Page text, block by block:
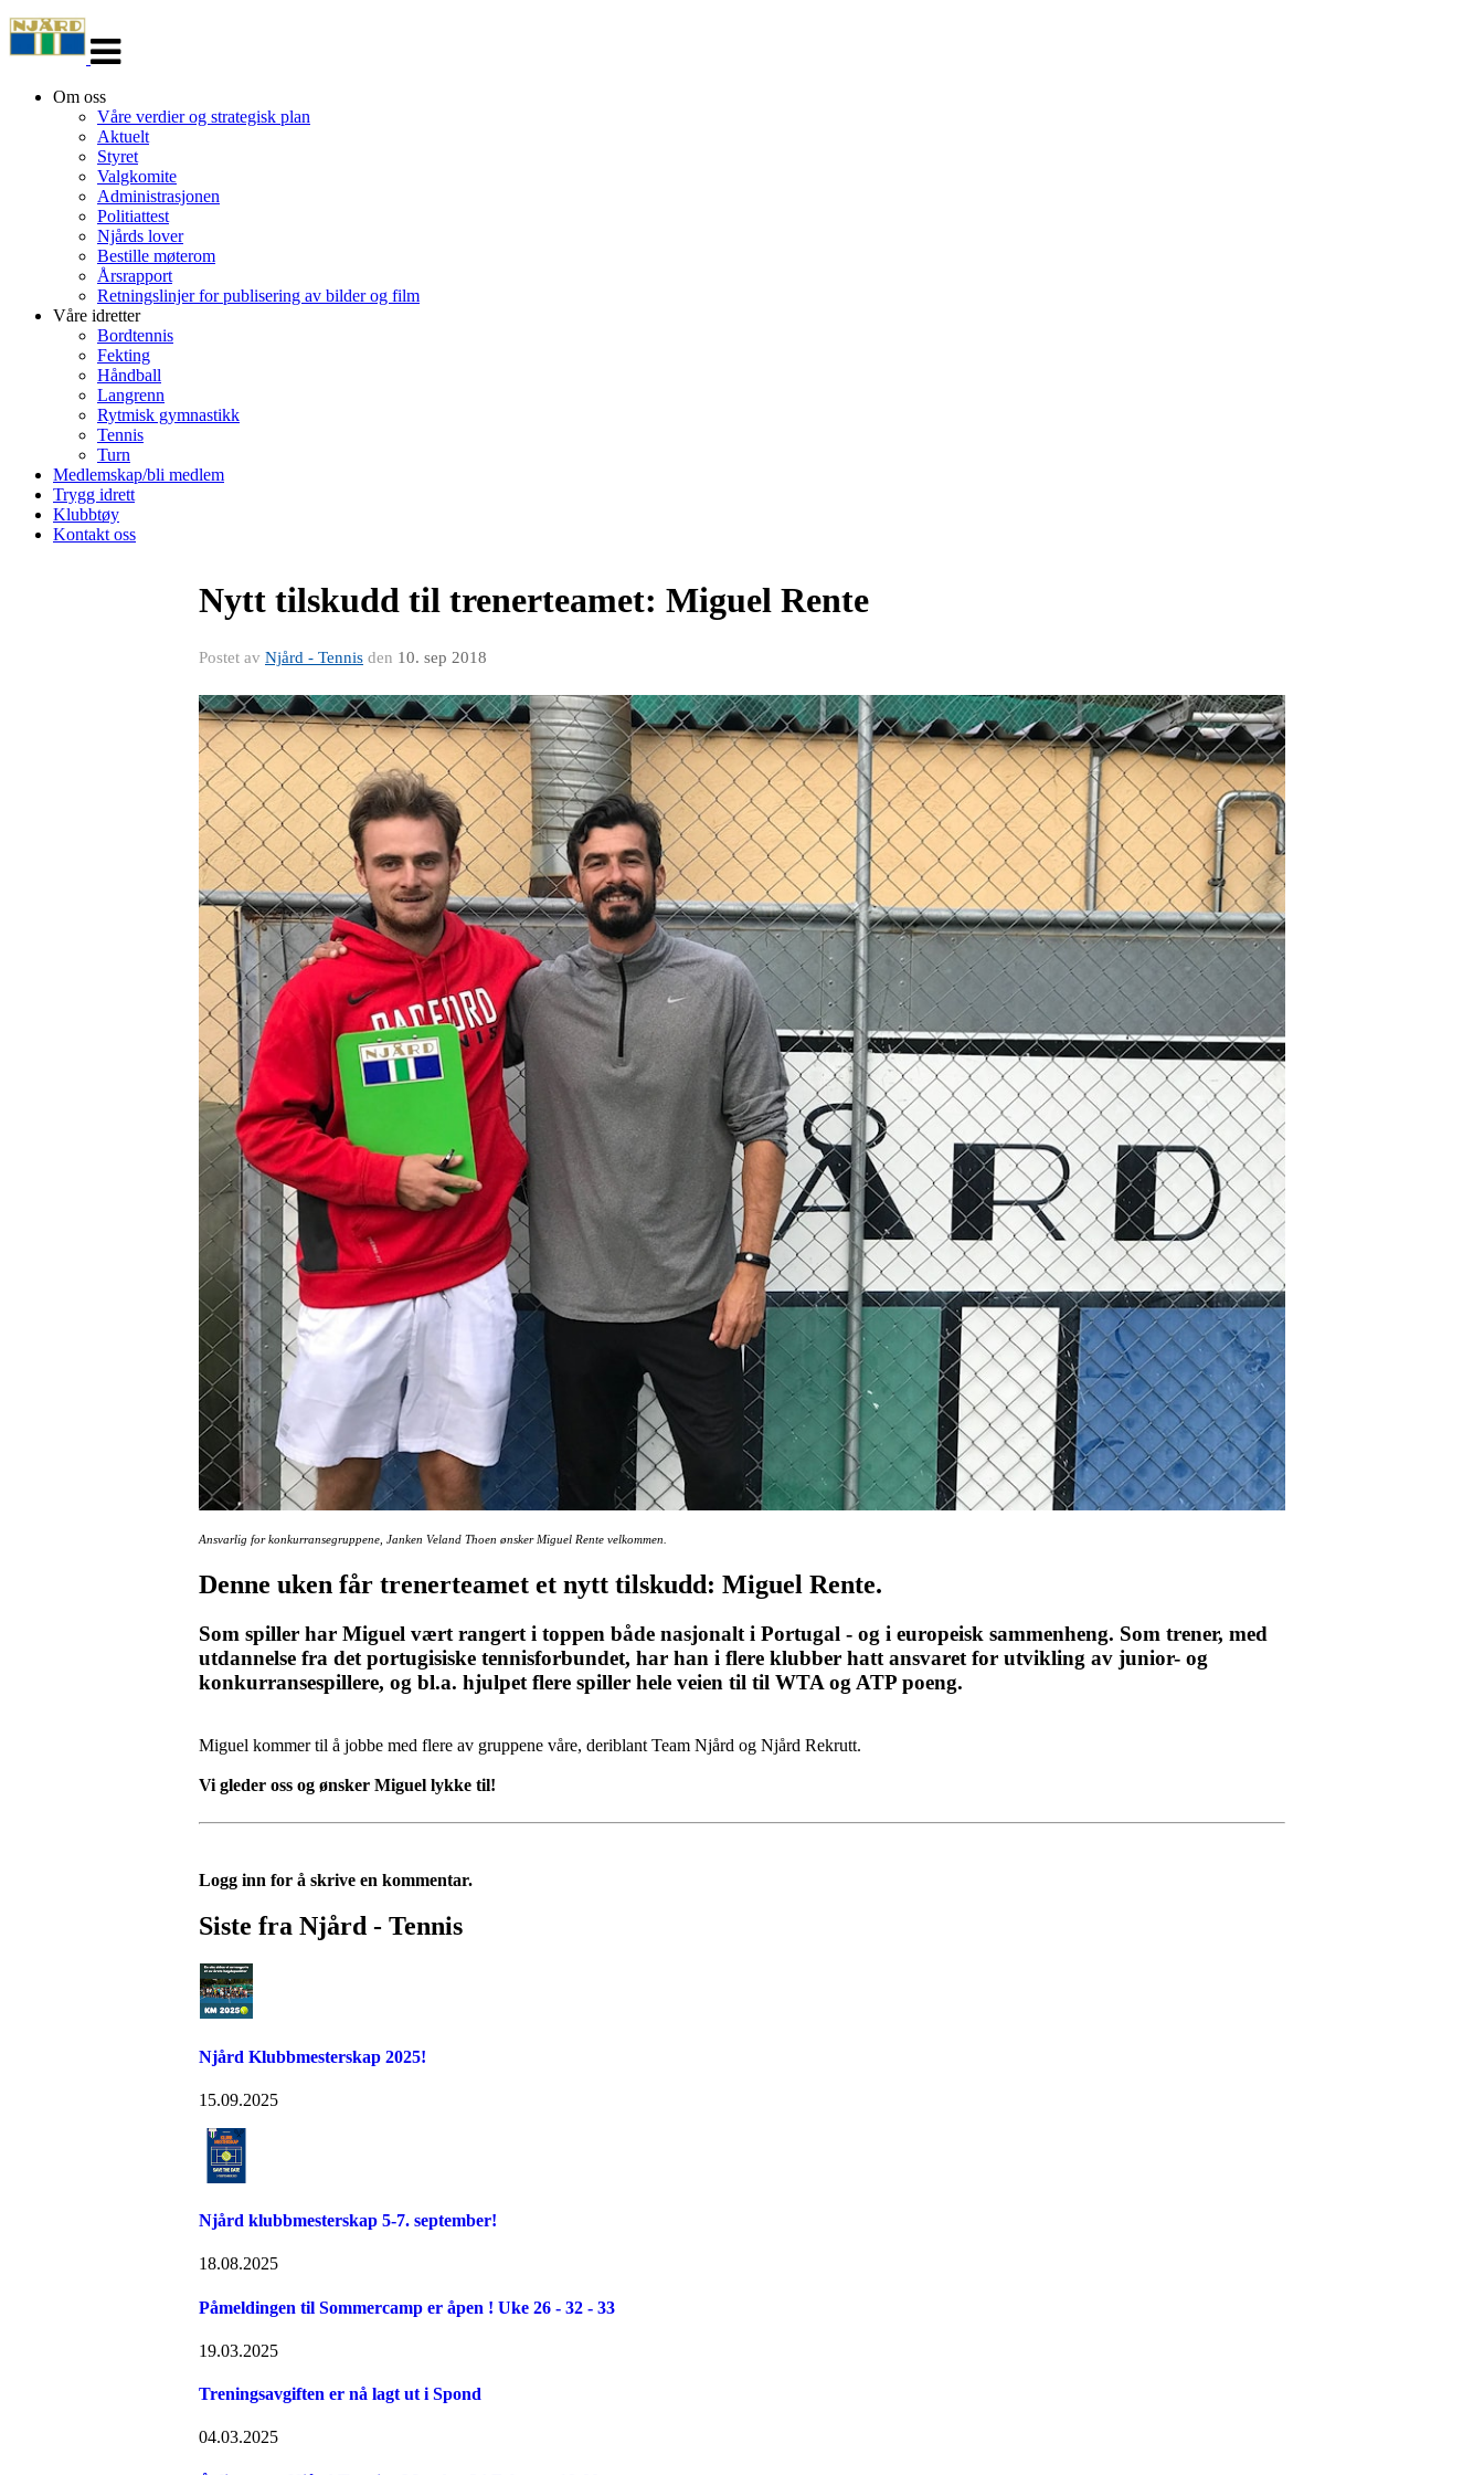
navigasjon
Om oss
Våre verdier og strategisk plan
Aktuelt
Styret
Valgkomite
Administrasjonen
Politiattest
Njårds lover
Bestille møterom
Årsrapport
Retningslinjer for publisering av bilder og film
Våre idretter
Bordtennis
Fekting
Håndball
Langrenn
Rytmisk gymnastikk
Tennis
Turn
Medlemskap/bli medlem
Trygg idrett
Klubbtøy
Kontakt oss
Nytt tilskudd til trenerteamet: Miguel Rente
Postet av Njård - Tennis den 10. sep 2018
Ansvarlig for konkurransegruppene, Janken Veland Thoen ønsker Miguel Rente velkommen.
Denne uken får trenerteamet et nytt tilskudd: Miguel Rente.
Som spiller har Miguel vært rangert i toppen både nasjonalt i Portugal - og i europeisk sammenheng. Som trener, med
utdannelse fra det portugisiske tennisforbundet, har han i flere klubber hatt ansvaret for utvikling av junior- og
konkurransespillere, og bl.a. hjulpet flere spiller hele veien til til WTA og ATP poeng.
Miguel kommer til å jobbe med flere av gruppene våre, deriblant Team Njård og Njård Rekrutt.
Vi gleder oss og ønsker Miguel lykke til!
Logg inn for å skrive en kommentar.
Siste fra Njård - Tennis
Njård Klubbmesterskap 2025!
15.09.2025
Njård klubbmesterskap 5-7. september!
18.08.2025
Påmeldingen til Sommercamp er åpen ! Uke 26 - 32 - 33
19.03.2025
Treningsavgiften er nå lagt ut i Spond
04.03.2025